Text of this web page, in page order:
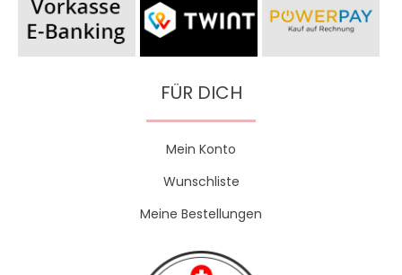
FÜR DICH
Mein Konto
Wunschliste
Meine Bestellungen